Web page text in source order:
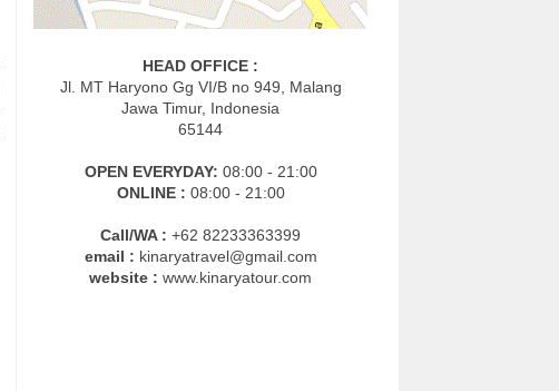
HEAD OFFICE :
Jl. MT Haryono Gg VI/B no 949, Malang
Jawa Timur, Indonesia
65144
OPEN EVERYDAY: 08:00 - 21:00
ONLINE : 08:00 - 21:00
Call/WA : +62 82233363399
email : kinaryatravel@gmail.com
website : www.kinaryatour.com